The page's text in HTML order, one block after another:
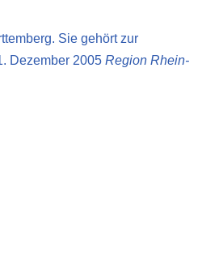
Sie gehört zur
Dezember 2005 Region Rhein-